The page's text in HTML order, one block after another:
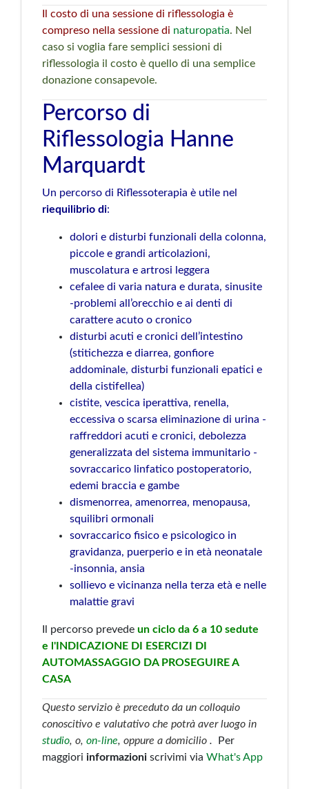
Il costo di una sessione di riflessologia è
compreso nella sessione di naturopatia. Nel
caso si voglia fare semplici sessioni di
riflessologia il costo è quello di una semplice
donazione consapevole.
Percorso di
Riflessologia Hanne
Marquardt
Un percorso di Riflessoterapia è utile nel
riequilibrio di:
dolori e disturbi funzionali della colonna,
piccole e grandi articolazioni,
muscolatura e artrosi leggera
cefalee di varia natura e durata, sinusite
-problemi all’orecchio e ai denti di
carattere acuto o cronico
disturbi acuti e cronici dell’intestino
(stitichezza e diarrea, gonfiore
addominale, disturbi funzionali epatici e
della cistifellea)
cistite, vescica iperattiva, renella,
eccessiva o scarsa eliminazione di urina -
raffreddori acuti e cronici, debolezza
generalizzata del sistema immunitario -
sovraccarico linfatico postoperatorio,
edemi braccia e gambe
dismenorrea, amenorrea, menopausa,
squilibri ormonali
sovraccarico fisico e psicologico in
gravidanza, puerperio e in età neonatale
-insonnia, ansia
sollievo e vicinanza nella terza età e nelle
malattie gravi
Il percorso prevede un ciclo da 6 a 10 sedute
e l'INDICAZIONE DI ESERCIZI DI
AUTOMASSAGGIO DA PROSEGUIRE A
CASA
Questo servizio è preceduto da un colloquio
conoscitivo e valutativo che potrà aver luogo in
studio, o, on-line, oppure a domicilio .
Per
maggiori informazioni scrivimi via What's App